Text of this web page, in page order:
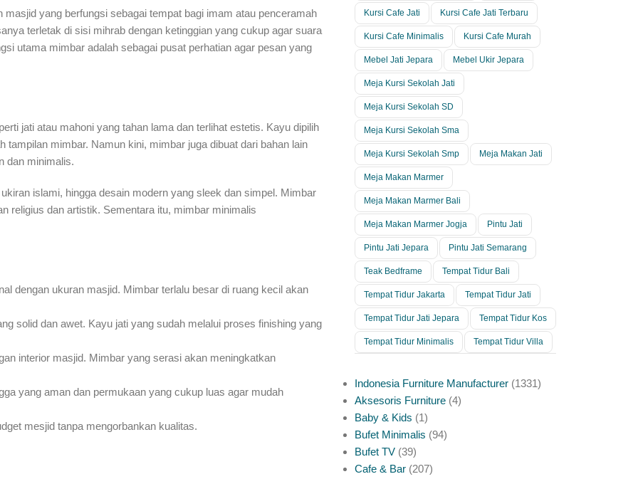
yang berfungsi sebagai tempat bagi imam atau penceramah
terletak di sisi mihrab dengan ketinggian yang cukup agar suara
utama mimbar adalah sebagai pusat perhatian agar pesan yang
jati atau mahoni yang tahan lama dan terlihat estetis. Kayu dipilih
mimbar. Namun kini, mimbar juga dibuat dari bahan lain
dan minimalis.
islami, hingga desain modern yang sleek dan simpel. Mimbar
religius dan artistik. Sementara itu, mimbar minimalis
dengan ukuran masjid. Mimbar terlalu besar di ruang kecil akan
solid dan awet. Kayu jati yang sudah melalui proses finishing yang
interior masjid. Mimbar yang serasi akan meningkatkan
yang aman dan permukaan yang cukup luas agar mudah
mesjid tanpa mengorbankan kualitas.
Kursi Cafe Jati Kursi Cafe Jati Terbaru
Kursi Cafe Minimalis Kursi Cafe Murah
Mebel Jati Jepara Mebel Ukir Jepara
Meja Kursi Sekolah Jati
Meja Kursi Sekolah SD
Meja Kursi Sekolah Sma
Meja Kursi Sekolah Smp Meja Makan Jati
Meja Makan Marmer
Meja Makan Marmer Bali
Meja Makan Marmer Jogja Pintu Jati
Pintu Jati Jepara Pintu Jati Semarang
Teak Bedframe Tempat Tidur Bali
Tempat Tidur Jakarta Tempat Tidur Jati
Tempat Tidur Jati Jepara Tempat Tidur Kos
Tempat Tidur Minimalis Tempat Tidur Villa
Indonesia Furniture Manufacturer 1331
Aksesoris Furniture 4
Baby & Kids 1
Bufet Minimalis 94
Bufet TV 39
Cafe & Bar 207